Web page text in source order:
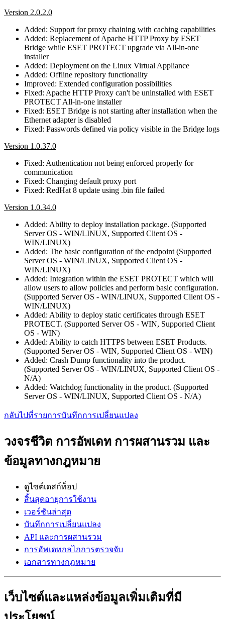
Version 2.0.2.0
Added: Support for proxy chaining with caching capabilities
Added: Replacement of Apache HTTP Proxy by ESET
Bridge while ESET PROTECT upgrade via All-in-one
installer
Added: Deployment on the Linux Virtual Appliance
Added: Offline repository functionality
Improved: Extended configuration possibilities
Fixed: Apache HTTP Proxy can't be uninstalled with ESET
PROTECT All-in-one installer
Fixed: ESET Bridge is not starting after installation when the
Ethernet adapter is disabled
Fixed: Passwords defined via policy visible in the Bridge logs
Version 1.0.37.0
Fixed: Authentication not being enforced properly for
communication
Fixed: Changing default proxy port
Fixed: RedHat 8 update using .bin file failed
Version 1.0.34.0
Added: Ability to deploy installation package. (Supported
Server OS - WIN/LINUX, Supported Client OS -
WIN/LINUX)
Added: The basic configuration of the endpoint (Supported
Server OS - WIN/LINUX, Supported Client OS -
WIN/LINUX)
Added: Integration within the ESET PROTECT which will
allow users to allow policies and perform basic configuration.
(Supported Server OS - WIN/LINUX, Supported Client OS -
WIN/LINUX)
Added: Ability to deploy static certificates through ESET
PROTECT. (Supported Server OS - WIN, Supported Client
OS - WIN)
Added: Ability to catch HTTPS between ESET Products.
(Supported Server OS - WIN, Supported Client OS - WIN)
Added: Crash Dump functionality into the product.
(Supported Server OS - WIN/LINUX, Supported Client OS -
N/A)
Added: Watchdog functionality in the product. (Supported
Server OS - WIN/LINUX, Supported Client OS - N/A)
กลับไปที่รายการบันทึกการเปลี่ยนแปลง
วงจรชีวิต การอัพเดท การผสานรวม และ
ข้อมูลทางกฎหมาย
ดูไซต์เดสก์ท็อป
สิ้นสุดอายุการใช้งาน
เวอร์ชันล่าสุด
บันทึกการเปลี่ยนแปลง
API และการผสานรวม
การอัพเดทกลไกการตรวจจับ
เอกสารทางกฎหมาย
เว็บไซต์และแหล่งข้อมูลเพิ่มเติมที่มี